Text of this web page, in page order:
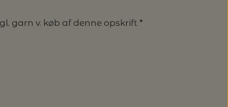
garn v. køb af denne opskrift *